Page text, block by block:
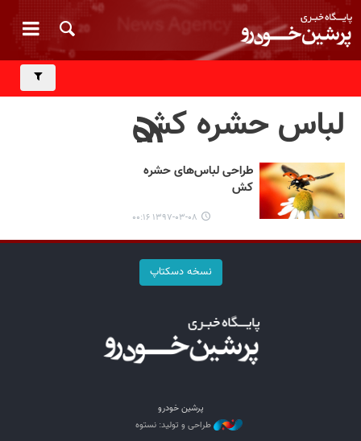
لباس حشره کش
طراحی لباس‌های حشره
کش
۱۳۹۷-۰۳-۰۸ ۰۰:۱۶
نسخه دسکتاپ
پرشین خودرو
طراحی و تولید: نستوه